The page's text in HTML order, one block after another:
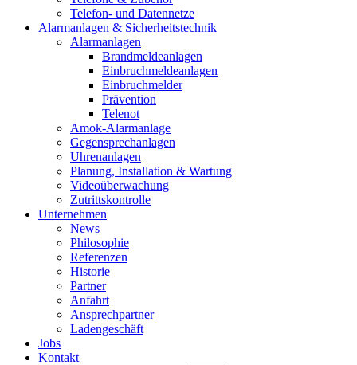
Telefon- und Datennetze
Alarmanlagen & Sicherheitstechnik
Alarmanlagen
Brandmeldeanlagen
Einbruchmeldeanlagen
Einbruchmelder
Prävention
Telenot
Amok-Alarmanlage
Gegensprechanlagen
Uhrenanlagen
Planung, Installation & Wartung
Videoüberwachung
Zutrittskontrolle
Unternehmen
News
Philosophie
Referenzen
Historie
Partner
Anfahrt
Ansprechpartner
Ladengeschäft
Jobs
Kontakt